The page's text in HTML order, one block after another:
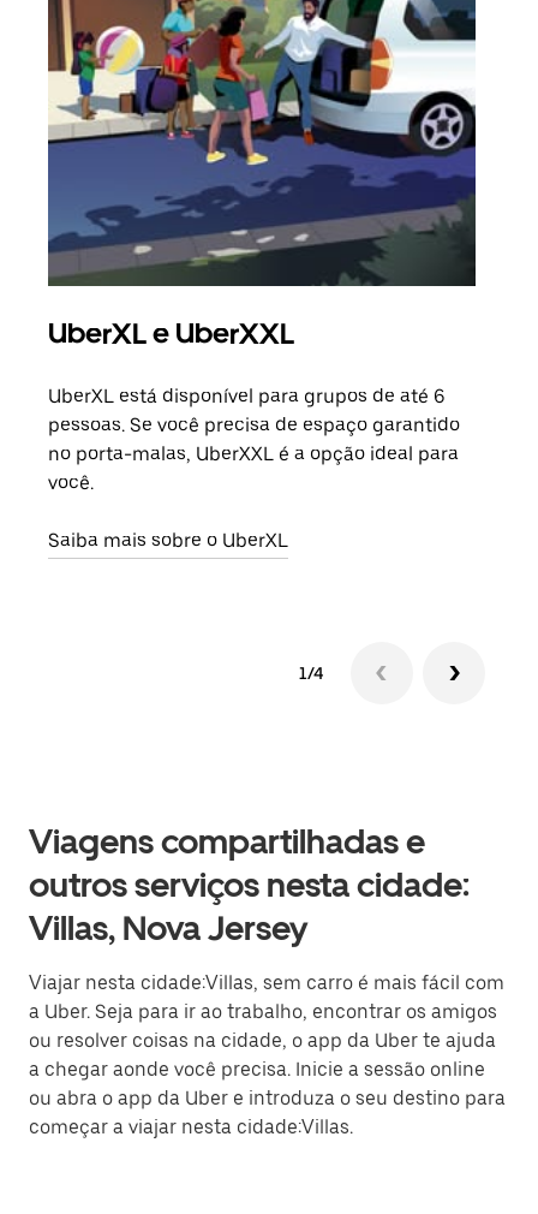
UberXL e UberXXL
UberXL está disponível para grupos de até 6
pessoas. Se você precisa de espaço garantido
no porta-malas, UberXXL é a opção ideal para
você.
Saiba mais sobre o UberXL
1/4
Viagens compartilhadas e
outros serviços nesta cidade:
Villas, Nova Jersey
Viajar nesta cidade:Villas, sem carro é mais fácil com
a Uber. Seja para ir ao trabalho, encontrar os amigos
ou resolver coisas na cidade, o app da Uber te ajuda
a chegar aonde você precisa. Inicie a sessão online
ou abra o app da Uber e introduza o seu destino para
começar a viajar nesta cidade:Villas.